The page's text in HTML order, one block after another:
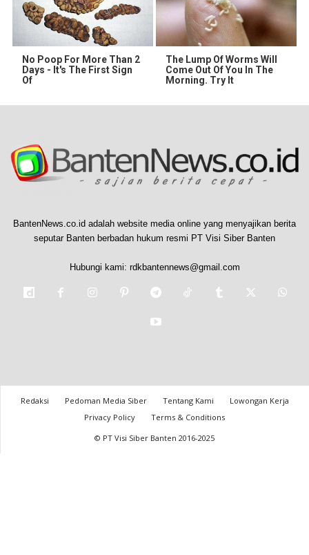
No Poop For More Than 2
Days - It's The First Sign
Of
The Lump Of Worms Will
Come Out Of You In The
Morning. Try It
BantenNews.co.id adalah website media online yang menyajikan berita
seputar Banten berbadan hukum resmi PT Visi Siber Banten
Hubungi kami: rdkbantennews@gmail.com
Redaksi Pedoman Media Siber Tentang Kami
Lowongan Kerja
Privacy Policy
Terms & Conditions
© PT Visi Siber Banten 2016-2025